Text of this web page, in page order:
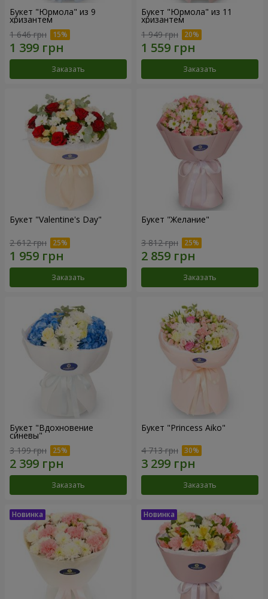
Букет "Юрмола" из 9
хризантем
1 646 грн
Заказать
Букет "Юрмола" из 11
хризантем
1 949 грн
Заказать
Букет "Valentine's Day"
2 612 грн
Заказать
Букет "Желание"
3 812 грн
Заказать
Букет "Вдохновение
синевы"
3 199 грн
Заказать
Букет "Princess Aiko"
4 713 грн
Заказать